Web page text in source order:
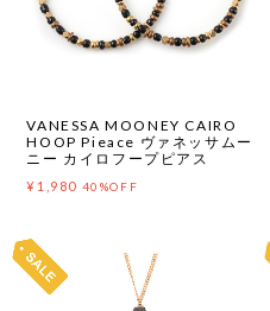
VANESSA MOONEY CAIRO
HOOP Pieace ヴァネッサムー
ニー カイロフープピアス
¥1,980 40%OFF